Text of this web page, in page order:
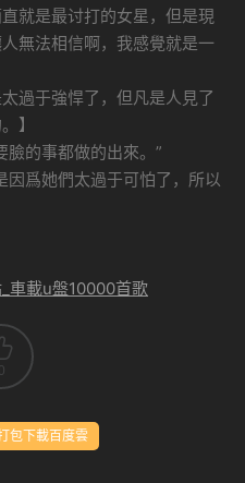
就是最讨打的女星，但是現
無法相信啊，我感覺就是一
過于強悍了，但凡是人見了
】
臉的事都做的出來。”
因爲她們太過于可怕了，所以
車載u盤10000首歌
0
包下載百度雲